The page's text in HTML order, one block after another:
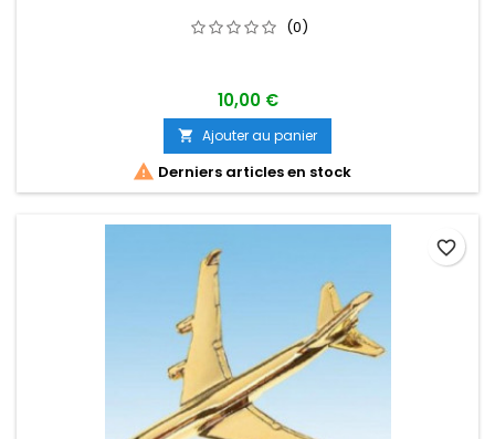
(0)
10,00 €
 Ajouter au panier
 Derniers articles en stock
favorite_border